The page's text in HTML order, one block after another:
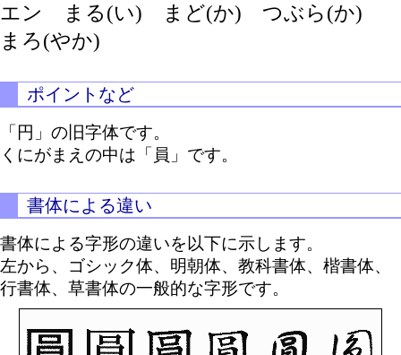
エン まる(い) まど(か)
つぶら(か)
まろ(やか)
ポイントなど
「円」の旧字体です。
くにがまえの中は「員」です。
書体による違い
書体による字形の違いを以下に示します。
左から、ゴシック体、明朝体、教科書体、楷書体、
行書体、草書体の一般的な字形です。